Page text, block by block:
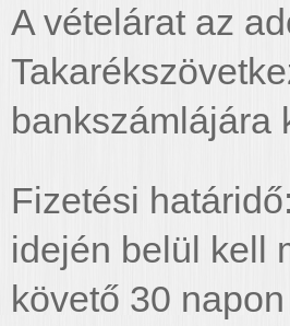
A vételárat az
bankszámlájára
Fizetési
idején belül kell
követő 30